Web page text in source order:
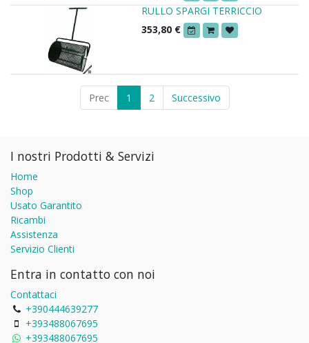
RULLO SPARGI TERRICCIO
353,80 €
Prec 1 2 Successivo
I nostri Prodotti & Servizi
Home
Shop
Usato Garantito
Ricambi
Assistenza
Servizio Clienti
Entra in contatto con noi
Contattaci
+390444639277
+393488067695
+393488067695